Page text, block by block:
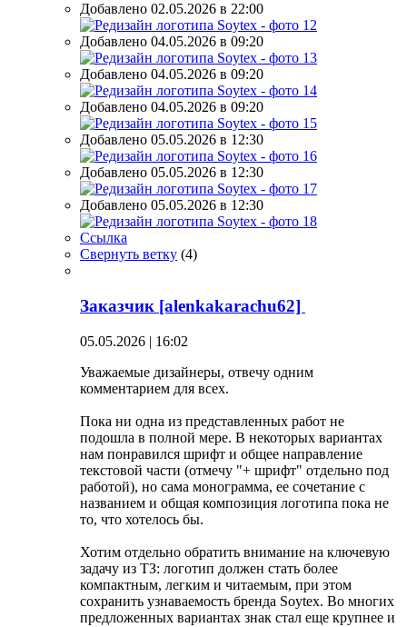
Добавлено 02.05.2026 в 22:00
Добавлено 04.05.2026 в 09:20
Добавлено 04.05.2026 в 09:20
Добавлено 04.05.2026 в 09:20
Добавлено 05.05.2026 в 12:30
Добавлено 05.05.2026 в 12:30
Добавлено 05.05.2026 в 12:30
Ссылка
Свернуть ветку (4)
Заказчик [alenkakarachu62]
05.05.2026 | 16:02
Уважаемые дизайнеры, отвечу одним
комментарием для всех.
Пока ни одна из представленных работ не
подошла в полной мере. В некоторых вариантах
нам понравился шрифт и общее направление
текстовой части (отмечу "+ шрифт" отдельно под
работой), но сама монограмма, ее сочетание с
названием и общая композиция логотипа пока не
то, что хотелось бы.
Хотим отдельно обратить внимание на ключевую
задачу из ТЗ: логотип должен стать более
компактным, легким и читаемым, при этом
сохранить узнаваемость бренда Soytex. Во многих
предложенных вариантах знак стал еще крупнее и